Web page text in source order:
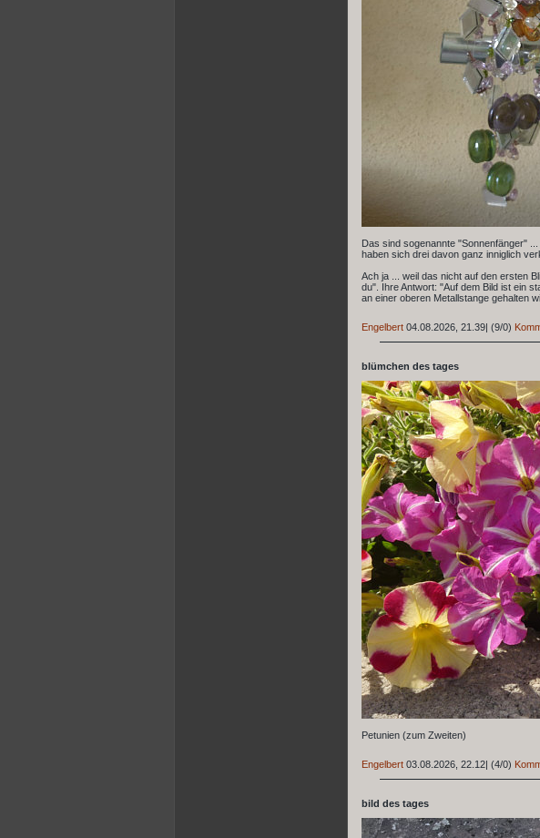
Das sind sogenannte "Sonnenfänger"
haben sich drei davon ganz inniglich
Ach ja ... weil das nicht auf den ersten
du". Ihre Antwort: "Auf dem Bild ist ein
an einer oberen Metallstange gehalten
Engelbert 04.08.2026, 21.39| (9/0)
blümchen des tages
Petunien (zum Zweiten)
Engelbert 03.08.2026, 22.12| (4/0)
bild des tages